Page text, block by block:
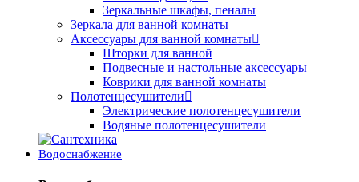
Зеркальные шкафы, пеналы
Зеркала для ванной комнаты
Аксессуары для ванной комнаты
Шторки для ванной
Подвесные и настольные аксессуары
Коврики для ванной комнаты
Полотенцесушители
Электрические полотенцесушители
Водяные полотенцесушители
Водоснабжение